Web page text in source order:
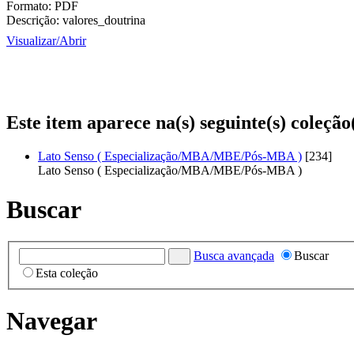
Formato: PDF
Descrição: valores_doutrina
Visualizar/Abrir
Este item aparece na(s) seguinte(s)
Lato Senso ( Especialização/MBA/MBE/Pós-MBA ) [234]
Lato Senso ( Especialização/MBA/MBE/Pós-MBA )
Buscar
Busca avançada
Buscar
Esta coleção
Navegar